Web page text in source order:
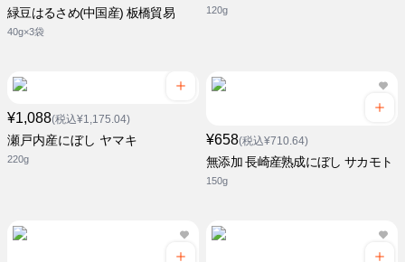
緑豆はるさめ(中国産) 板橋貿易
40g×3袋
120g
¥1,088(税込¥1,175.04)
瀬戸内産にぼし ヤマキ
220g
¥658(税込¥710.64)
無添加 長崎産熟成にぼし サカモト
150g